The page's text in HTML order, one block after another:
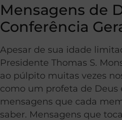
Mensagens de
Conferência
Apesar de sua idade
Presidente Thomas S.
ao púlpito muitas vezes
como um profeta de Deus
mensagens que cada
saber. Mensagens que